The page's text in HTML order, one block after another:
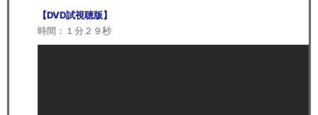
【DVD試視聴版】
時間：１分２９秒